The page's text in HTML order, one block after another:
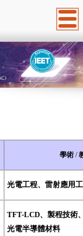
學術 /
光電工程、雷射應用
TFT-LCD、製程技術
光電半導體材料